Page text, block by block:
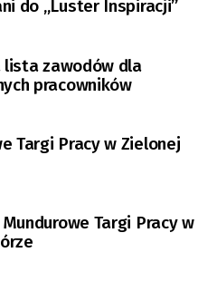
do „Luster Inspiracji”
lista zawodów dla
pracowników
Targi Pracy w Zielonej
Mundurowe Targi Pracy w